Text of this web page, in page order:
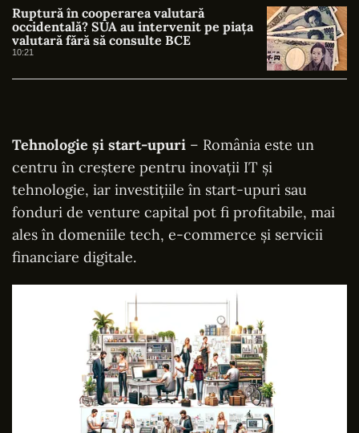
Ruptură în cooperarea valutară
occidentală? SUA au intervenit pe piața
valutară fără să consulte BCE
10:21
Tehnologie și start-upuri – România este un
centru în creștere pentru inovații IT și
tehnologie, iar investițiile în start-upuri sau
fonduri de venture capital pot fi profitabile, mai
ales în domeniile tech, e-commerce și servicii
financiare digitale.